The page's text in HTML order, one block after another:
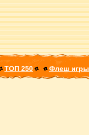
ТОП 250 Флеш игры